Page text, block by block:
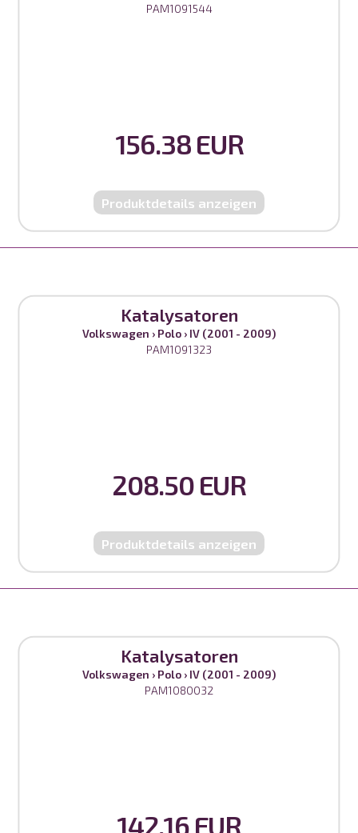
PAM1091544
156.38 EUR
Produktdetails anzeigen
Katalysatoren
Volkswagen › Polo › IV (2001 - 2009)
PAM1091323
208.50 EUR
Produktdetails anzeigen
Katalysatoren
Volkswagen › Polo › IV (2001 - 2009)
PAM1080032
142.16 EUR